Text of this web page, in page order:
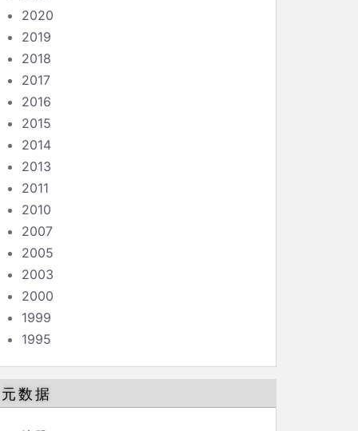
2020
2019
2018
2017
2016
2015
2014
2013
2011
2010
2007
2005
2003
2000
1999
1995
元数据